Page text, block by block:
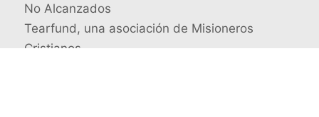
No Alcanzados
Tearfund, una asociación de Misioneros
Cristianos